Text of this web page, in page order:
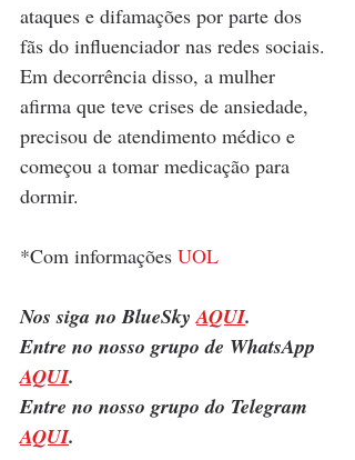
ataques e difamações por parte dos
fãs do influenciador nas redes sociais.
Em decorrência disso, a mulher
afirma que teve crises de ansiedade,
precisou de atendimento médico e
começou a tomar medicação para
dormir.
*Com informações UOL
Nos siga no BlueSky AQUI.
Entre no nosso grupo de WhatsApp
AQUI.
Entre no nosso grupo do Telegram
AQUI.